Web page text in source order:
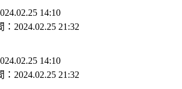
14:10
2024.02.25 21:32
14:10
： 2024.02.25 21:32